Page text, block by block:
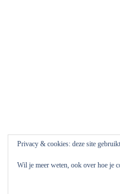
Privacy & cookies: deze site
Wil je meer weten, ook over hoe je